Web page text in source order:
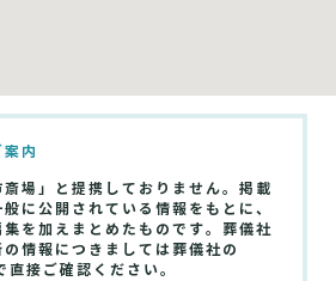
内
場」と提携しておりません。掲載
に公開されている情報をもとに、
を加えまとめたものです。葬儀社
情報につきましては葬儀社の
接ご確認ください。